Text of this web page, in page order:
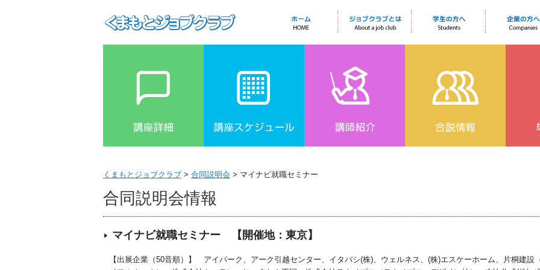
くまもとジョブクラブ > 合同説明会 > マイナビ就職セミナー
合同説明会情報
マイナビ就職セミナー 【開催地：東京】
【出展企業（50音順）】 アイパーク、アーク引越センター、イタバシ(株)、ウェルネス、(株)エスケーホーム、片桐建設